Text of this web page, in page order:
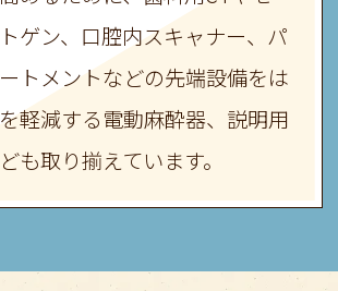
ゲン、 口腔内スキャナー、パ
トメントなどの先端設備をは
軽減する電動麻酔器、説明用
も取り揃えています。